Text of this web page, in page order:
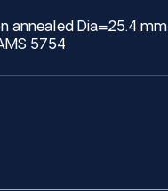
annealed Dia=25.4 mm
5754